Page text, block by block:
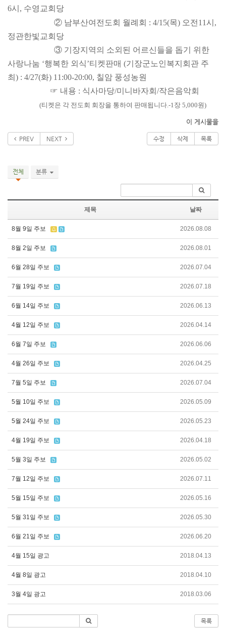
6시, 수영교회당
② 남부산여전도회 월례회 : 4/15(목) 오전11시,
정관한빛교회당
③ 기장지역의 소외된 어르신들을 돕기 위한
사랑나눔 ‘행복한 외식’티켓판매 (기장군노인복지회관 주
최) : 4/27(화) 11:00-20:00, 칠암 풍성농원
☞ 내용 : 식사마당/미니바자회 /작은음악회
(티켓은 각 전도회 회장을 통하여 판매 됩니다.-1장 5,000원)
이 게시물을
PREV NEXT 수정 삭제 목록
전체 분류
제목 날짜
8월 9일 주보 2026.08.08
8월 2일 주보 2026.08.01
6월 28일 주보 2026.07.04
7월 19일 주보 2026.07.18
6월 14일 주보 2026.06.13
4월 12일 주보 2026.04.14
6월 7일 주보 2026.06.06
4월 26일 주보 2026.04.25
7월 5일 주보 2026.07.04
5월 10일 주보 2026.05.09
5월 24일 주보 2026.05.23
4월 19일 주보 2026.04.18
5월 3일 주보 2026.05.02
7월 12일 주보 2026.07.11
5월 15일 주보 2026.05.16
5월 31일 주보 2026.05.30
6월 21일 주보 2026.06.20
4월 15일 광고 2018.04.13
4월 8일 광고 2018.04.10
3월 4일 광고 2018.03.06
목록